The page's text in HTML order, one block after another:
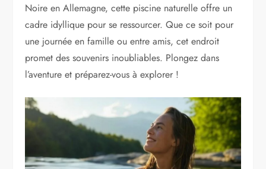
Noire en Allemagne, cette piscine naturelle offre un
cadre idyllique pour se ressourcer. Que ce soit pour
une journée en famille ou entre amis, cet endroit
promet des souvenirs inoubliables. Plongez dans
l’aventure et préparez-vous à explorer !